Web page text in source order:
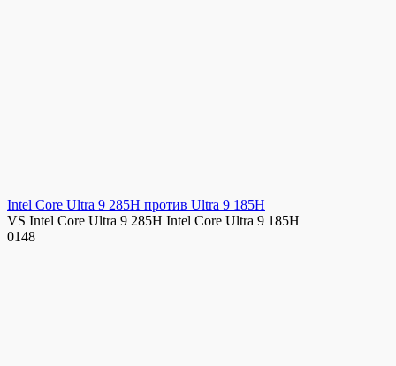
Intel Core Ultra 9 285H против Ultra 9 185H
VS Intel Core Ultra 9 285H Intel Core Ultra 9 185H
0148